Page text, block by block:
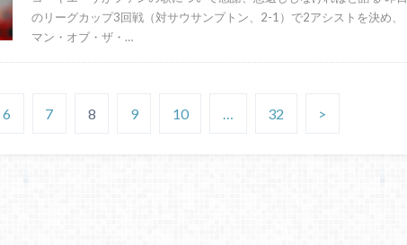
のリーグカップ3回戦（対サウサンプトン、2-1）で2アシストを決め、
マン・オブ・ザ・…
6 7 8 9 10 32 >